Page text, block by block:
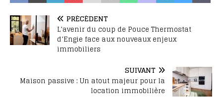
PRÉCÉDENT
L’avenir du coup de Pouce Thermostat
d’Engie face aux nouveaux enjeux
immobiliers
SUIVANT
Maison passive : Un atout majeur pour la
location immobilière